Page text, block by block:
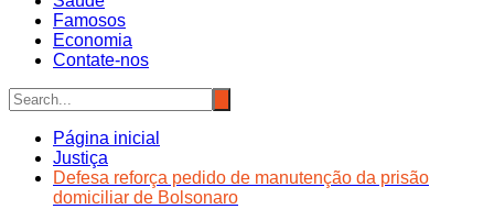
Famosos
Economia
Contate-nos
Página inicial
Justiça
Defesa reforça pedido de manutenção da prisão
domiciliar de Bolsonaro